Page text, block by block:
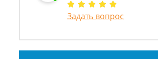
Задать вопрос